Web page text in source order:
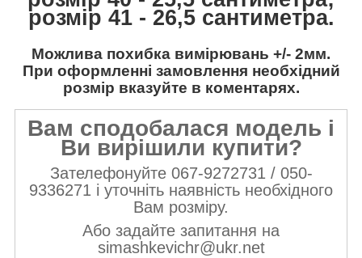
розмір 41 - 26,5 сантиметра.
Можлива похибка вимірювань +/- 2мм.
При оформленні замовлення необхідний
розмір вказуйте в коментарях.
Вам сподобалася модель і
Ви вирішили купити?
Зателефонуйте 067-9272731 / 050-
9336271 і уточніть наявність необхідного
Вам розміру.
Або задайте запитання на
simashkevichr@ukr.net